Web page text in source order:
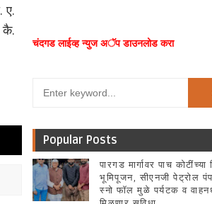
ए.
कै.
चंदगड लाईव्ह न्युज अॅप डाउनलोड करा
Popular Posts
पारगड मार्गावर पाच कोटींच्या
भूमिपूजन, सीएनजी पेट्रोल
स्नो फॉल मुळे पर्यटक व